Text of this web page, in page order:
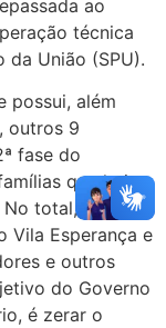
ao
técnica
União (SPU).
possui, além
outros 9
fase do
que hoje
No total, serão
Vila Esperança e
e outros
do Governo
é zerar o